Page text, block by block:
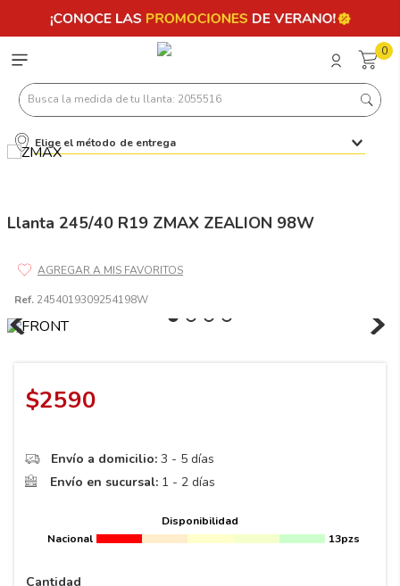
0
Busca la medida de tu llanta: 2055516
Elige el método de entrega
Llanta 245/40 R19 ZMAX ZEALION 98W
Ref. 2454019309254198W
$2590
Envío a domicilio: 3 - 5 días
Envío en sucursal: 1 - 2 días
Disponibilidad
Nacional
13pzs
Cantidad
Términos más buscados
10.
175